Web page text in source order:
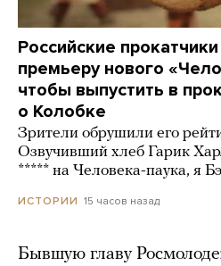
Российские
премьеру нового
чтобы выпустить в
о Колобке
Зрители обрушили его
Озвучивший хлеб Гарик
***** на Человека-паука, я
ИСТОРИИ 15 часов назад
Бывшую главу